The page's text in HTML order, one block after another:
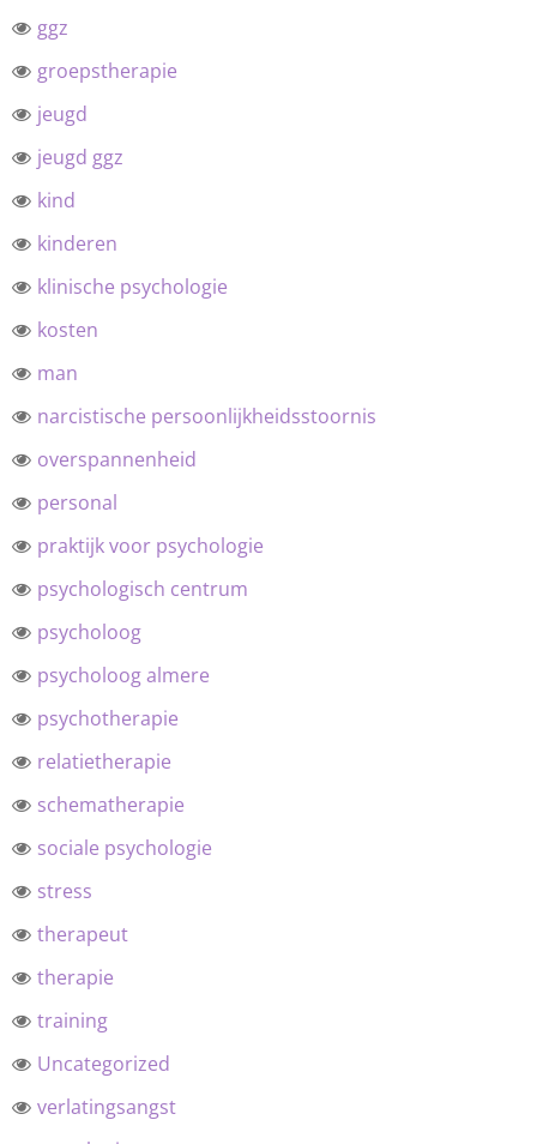
ggz
groepstherapie
jeugd
jeugd ggz
kind
kinderen
klinische psychologie
kosten
man
narcistische persoonlijkheidsstoornis
overspannenheid
personal
praktijk voor psychologie
psychologisch centrum
psycholoog
psycholoog almere
psychotherapie
relatietherapie
schematherapie
sociale psychologie
stress
therapeut
therapie
training
Uncategorized
verlatingsangst